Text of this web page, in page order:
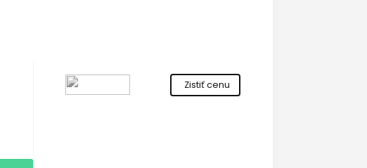
Zistiť cenu